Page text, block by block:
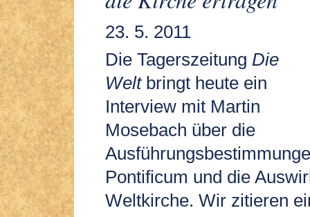
23. 5. 2011
Die Tagerszeitung Die
Weltbringt heute ein
Interview mit Martin
Mosebach über die
Pontificum und die
Weltkirche. Wir zitieren